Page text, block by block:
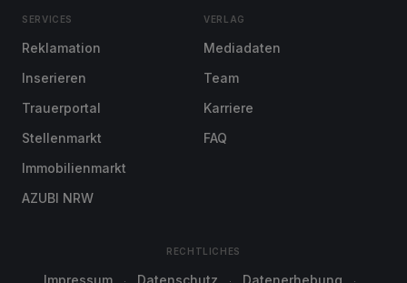
SERVICES
Reklamation
Inserieren
Trauerportal
Stellenmarkt
Immobilienmarkt
AZUBI NRW
VERLAG
Mediadaten
Team
Karriere
FAQ
RECHTLICHES